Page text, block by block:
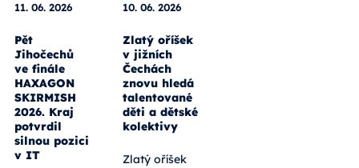
11. 06. 2026
Pět
Jihočechů
ve finále
HAXAGON
SKIRMISH
2026. Kraj
potvrdil
silnou pozici
v IT
10. 06. 2026
Zlatý oříšek
v jižních
Čechách
znovu hledá
talentované
děti a dětské
kolektivy
Zlatý oříšek